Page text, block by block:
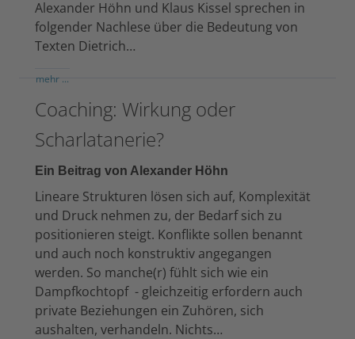
Alexander Höhn und Klaus Kissel sprechen in
folgender Nachlese über die Bedeutung von
Texten Dietrich…
mehr ...
Coaching: Wirkung oder
Scharlatanerie?
Ein Beitrag von Alexander Höhn
Lineare Strukturen lösen sich auf, Komplexität
und Druck nehmen zu, der Bedarf sich zu
positionieren steigt. Konflikte sollen benannt
und auch noch konstruktiv angegangen
werden. So manche(r) fühlt sich wie ein
Dampfkochtopf - gleichzeitig erfordern auch
private Beziehungen ein Zuhören, sich
aushalten, verhandeln. Nichts…